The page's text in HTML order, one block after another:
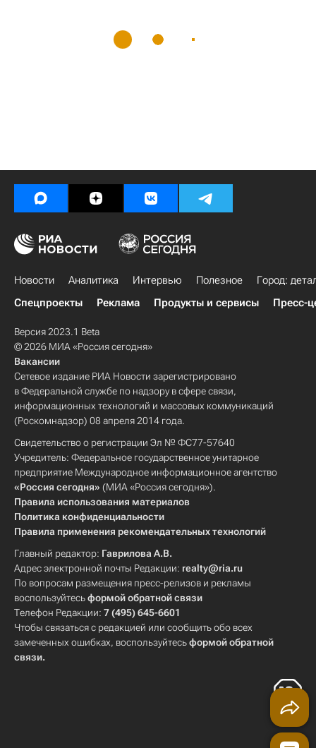
Новости Аналитика Интервью Полезное
Город:
Спецпроекты
Реклама Продукты и сервисы Пресс-
Версия 2023.1 Beta
© 2026 МИА «Россия сегодня»
Вакансии
Сетевое издание РИА Новости зарегистрировано
в Федеральной службе по надзору в сфере связи,
информационных технологий и массовых коммуникаций
(Роскомнадзор) 08 апреля 2014 года.
Свидетельство о регистрации Эл № ФС77-57640
Учредитель: Федеральное государственное унитарное
предприятие Международное информационное агентство
«Россия сегодня» (МИА «Россия сегодня»).
Правила использования материалов
Политика конфиденциальности
Правила применения рекомендательных технологий
Главный редактор: Гаврилова А.В.
Адрес электронной почты Редакции: realty@ria.ru
По вопросам размещения пресс-релизов и рекламы
воспользуйтесьформой обратной связи
Телефон Редакции: 7 (495) 645-6601
Чтобы связаться с редакцией или сообщить обо всех
замеченных ошибках, воспользуйтесьформой обратной
связи.